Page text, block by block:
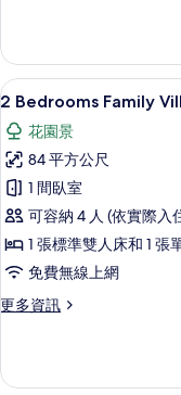
的
詳
情
顯
示
2
Bedrooms
Family
Villa
(Upstairs
and
Downstairs)
有
30
2 Bedrooms Family
花園景
84 平方公尺
1 間臥室
可容納 4 人 (依實際入
1 張標準雙人床和 1 張
免費無線上網
更多資訊
更
Family